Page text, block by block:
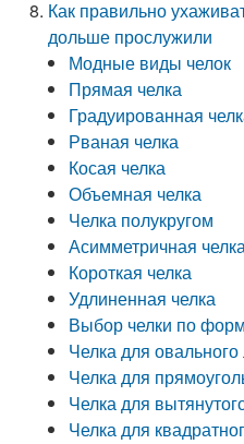
Как правильно
дольше прослужили
Модные виды челок
Прямая челка
Градуированная
Рваная челка
Косая челка
Объемная челка
Челка полукругом
Асимметричная
Короткая челка
Удлиненная челка
Выбор челки по
Челка для
Челка для
Челка для
Челка для